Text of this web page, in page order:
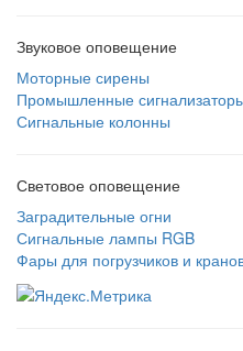
Звуковое оповещение
Моторные сирены
Промышленные
Сигнальные колонны
Световое оповещение
Заградительные огни
Сигнальные лампы RGB
Фары для погрузчиков и